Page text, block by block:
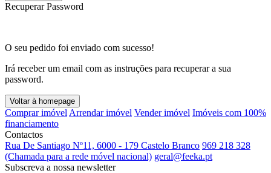
Recuperar Password
O seu pedido foi enviado com sucesso!
Irá receber um email com as instruções para recuperar a sua
password.
Voltar à homepage
Comprar imóvel Arrendar imóvel Vender imóvel Imóveis com 100%
financiamento
Contactos
Rua De Santiago Nº11, 6000 - 179 Castelo Branco 969 218 328
(Chamada para a rede móvel nacional) geral@feeka.pt
Subscreva a nossa newsletter